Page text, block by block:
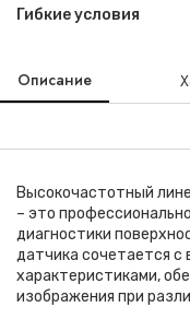
Гибкие условия
Описание
Высокочастотный
– это
диагностики
датчика сочетается с
характеристиками,
изображения при